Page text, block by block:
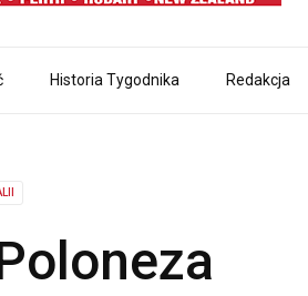
Historia Tygodnika Redakcja